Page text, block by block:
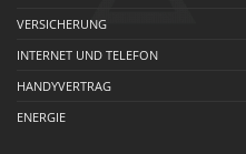
VERSICHERUNG
INTERNET UND TELEFON
HANDYVERTRAG
ENERGIE